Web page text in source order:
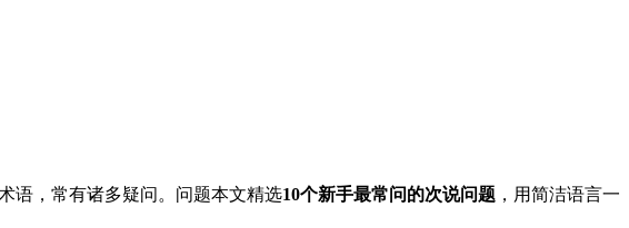
语，常有诸多疑问。问题本文精选10个新手最常问的次说问题 ，用简洁语言一